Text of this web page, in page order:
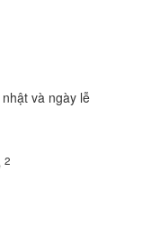
và ngày lễ
2